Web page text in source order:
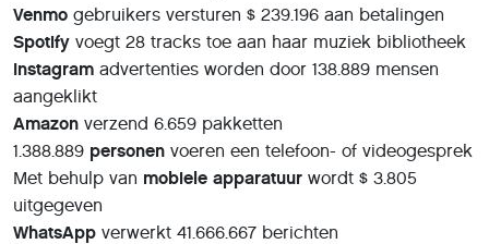
Venmo gebruikers versturen $ 239.196 aan betalingen
Spotify voegt 28 tracks toe aan haar muziek bibliotheek
Instagram advertenties worden door 138.889 mensen
aangeklikt
Amazon verzend 6.659 pakketten
1.388.889 personen voeren een telefoon- of videogesprek
Met behulp van mobiele apparatuur wordt $ 3.805
uitgegeven
WhatsApp verwerkt 41.666.667 berichten